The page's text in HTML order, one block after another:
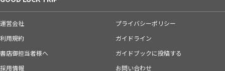
運営会社
プライバシーポリシー
利用規約
ガイドライン
書店御担当者様へ
ガイドブックに投稿する
採用情報
お問い合わせ